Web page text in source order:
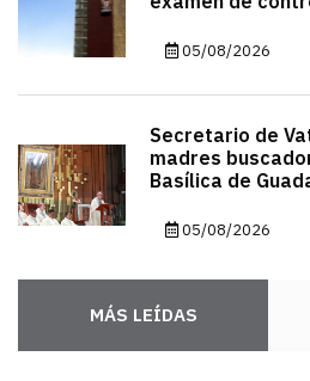
05/08/2026
Secretario de
madres
Basílica de
05/08/2026
MÁS LEÍDAS